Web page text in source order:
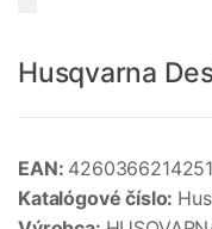
Husqvarna
EAN: 4260366214251
Katalógové číslo: